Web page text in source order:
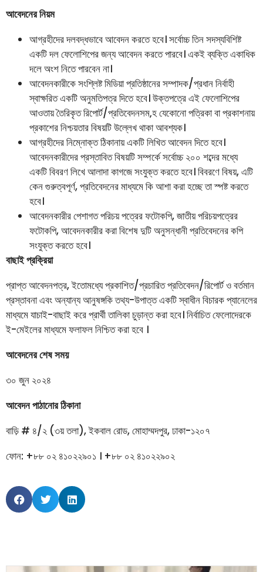
আবেদনের নিয়ম
আগ্রহীদের দলবদ্ধভাবে আবেদন করতে হবে। সর্বোচ্চ তিন সদস্যবিশিষ্ট
একটি দল ফেলোশিপের জন্য আবেদন করতে পারবে। একই ব্যক্তি একাধিক
দলে অংশ নিতে পারবেন না।
আবেদনকারীকে সংশ্লিষ্ট মিডিয়া প্রতিষ্ঠানের সম্পাদক/প্রধান নির্বাহী
স্বাক্ষরিত একটি অনুমতিপত্র দিতে হবে। উক্তপত্রে এই ফেলোশিপের
আওতায় তৈরিকৃত রিপোর্ট/প্রতিবেদনসম‚হ যেকোনো পত্রিকা বা প্রকাশনায়
প্রকাশের নিশ্চয়তার বিষয়টি উল্লেখ থাকা আবশ্যক।
আগ্রহীদের নিম্নোক্ত ঠিকানায় একটি লিখিত আবেদন দিতে হবে।
আবেদনকারীদের প্রস্তাবিত বিষয়টি সম্পর্কে সর্বোচ্চ ২০০ শব্দের মধ্যে
একটি বিবরণ লিখে আলাদা কাগজে সংযুক্ত করতে হবে। বিবরণে বিষয়, এটি
কেন গুরুত্বপূর্ণ, প্রতিবেদনের মাধ্যমে কি আশা করা হচ্ছে তা স্পষ্ট করতে
হবে।
আবেদনকারীর পেশাগত পরিচয় পত্রের ফটোকপি, জাতীয় পরিচয়পত্রের
ফটোকপি, আবেদনকারীর করা বিশেষ দুটি অনুসন্ধানী প্রতিবেদনের কপি
সংযুক্ত করতে হবে।
বাছাই প্রক্রিয়া
প্রাপ্ত আবেদনপত্র, ইতোমধ্যে প্রকাশিত/প্রচারিত প্রতিবেদন/রিপোর্ট ও বর্তমান
প্রস্তাবনা এবং অন্যান্য আনুষঙ্গকি তথ্য-উপাত্ত একটি স্বাধীন বিচারক প্যানেলের
মাধ্যমে যাচাই-বাছাই করে প্রার্থী তালিকা চুড়ান্ত করা হবে। নির্বাচিত ফেলোদেরকে
ই-মেইলের মাধ্যমে ফলাফল নিশ্চিত করা হবে ।
আবেদনের শেষ সময়
৩০ জুন ২০২৪
আবেদন পাঠানোর ঠিকানা
বাড়ি # ৪/২ (৩য় তলা), ইকবাল রোড, মোহাম্মদপুর, ঢাকা-১২০৭
ফোন: +৮৮ ০২ ৪১০২২৯০১ । +৮৮ ০২ ৪১০২২৯০২